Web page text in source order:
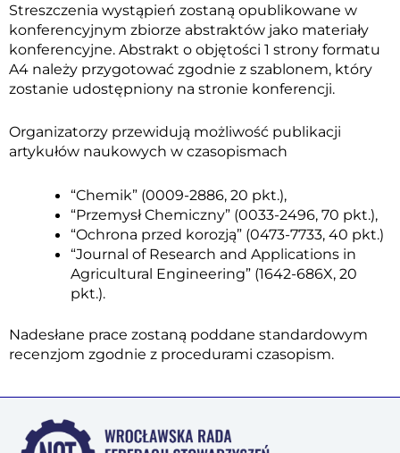
Streszczenia wystąpień zostaną opublikowane w
konferencyjnym zbiorze abstraktów jako materiały
konferencyjne. Abstrakt o objętości 1 strony formatu
A4 należy przygotować zgodnie z szablonem, który
zostanie udostępniony na stronie konferencji.
Organizatorzy przewidują możliwość publikacji
artykułów naukowych w czasopismach
“Chemik” (0009-2886, 20 pkt.),
“Przemysł Chemiczny” (0033-2496, 70 pkt.),
“Ochrona przed korozją” (0473-7733, 40 pkt.)
“Journal of Research and Applications in
Agricultural Engineering” (1642-686X, 20
pkt.).
Nadesłane prace zostaną poddane standardowym
recenzjom zgodnie z procedurami czasopism.